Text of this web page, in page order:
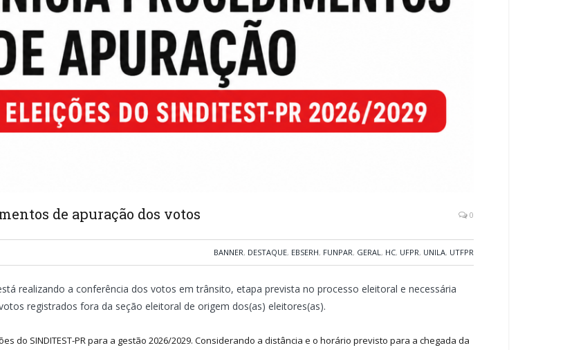
de apuração dos votos 0
BANNER, DESTAQUE, EBSERH, FUNPAR, GERAL , HC, UFPR, UNILA, UTFPR
realizando a conferência dos votos em trânsito, etapa prevista no processo eleitoral e necessária
registrados fora da seção eleitoral de origem dos(as) eleitores(as).
do SINDITEST-PR para a gestão 2026/2029. Considerando a distância e o horário previsto para a chegada da